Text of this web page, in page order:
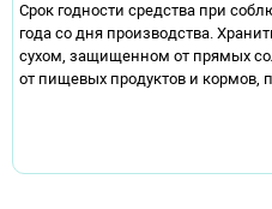
Срок годности средства при
года со дня производства.
сухом, защищенном от прямых
от пищевых продуктов и кормов,